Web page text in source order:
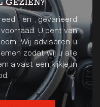
GEZIEN?
en gevarieerd
U bent van
Wij adviseren u
zodat wij u alle
alvast een kijkje in